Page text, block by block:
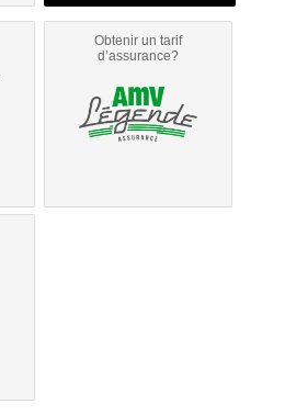
Obtenir un tarif
d’assurance?